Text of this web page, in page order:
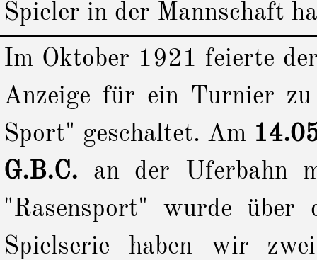
Spieler in der Mannschaft
Im Oktober 1921 feierte
Anzeige für ein Turnier
Sport" geschaltet. Am
G.B.C. an der Uferbahn
"Rasensport" wurde
Spielserie haben wir